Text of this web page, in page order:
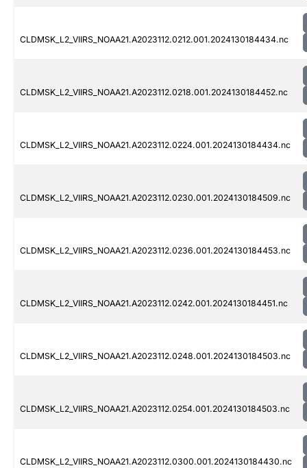
CLDMSK_L2_VIIRS_NOAA21.A2023112.0212.001.2024130184434.nc
CLDMSK_L2_VIIRS_NOAA21.A2023112.0218.001.2024130184452.nc
CLDMSK_L2_VIIRS_NOAA21.A2023112.0224.001.2024130184434.nc
CLDMSK_L2_VIIRS_NOAA21.A2023112.0230.001.2024130184509.nc
CLDMSK_L2_VIIRS_NOAA21.A2023112.0236.001.2024130184453.nc
CLDMSK_L2_VIIRS_NOAA21.A2023112.0242.001.2024130184451.nc
CLDMSK_L2_VIIRS_NOAA21.A2023112.0248.001.2024130184503.nc
CLDMSK_L2_VIIRS_NOAA21.A2023112.0254.001.2024130184503.nc
CLDMSK_L2_VIIRS_NOAA21.A2023112.0300.001.2024130184430.nc